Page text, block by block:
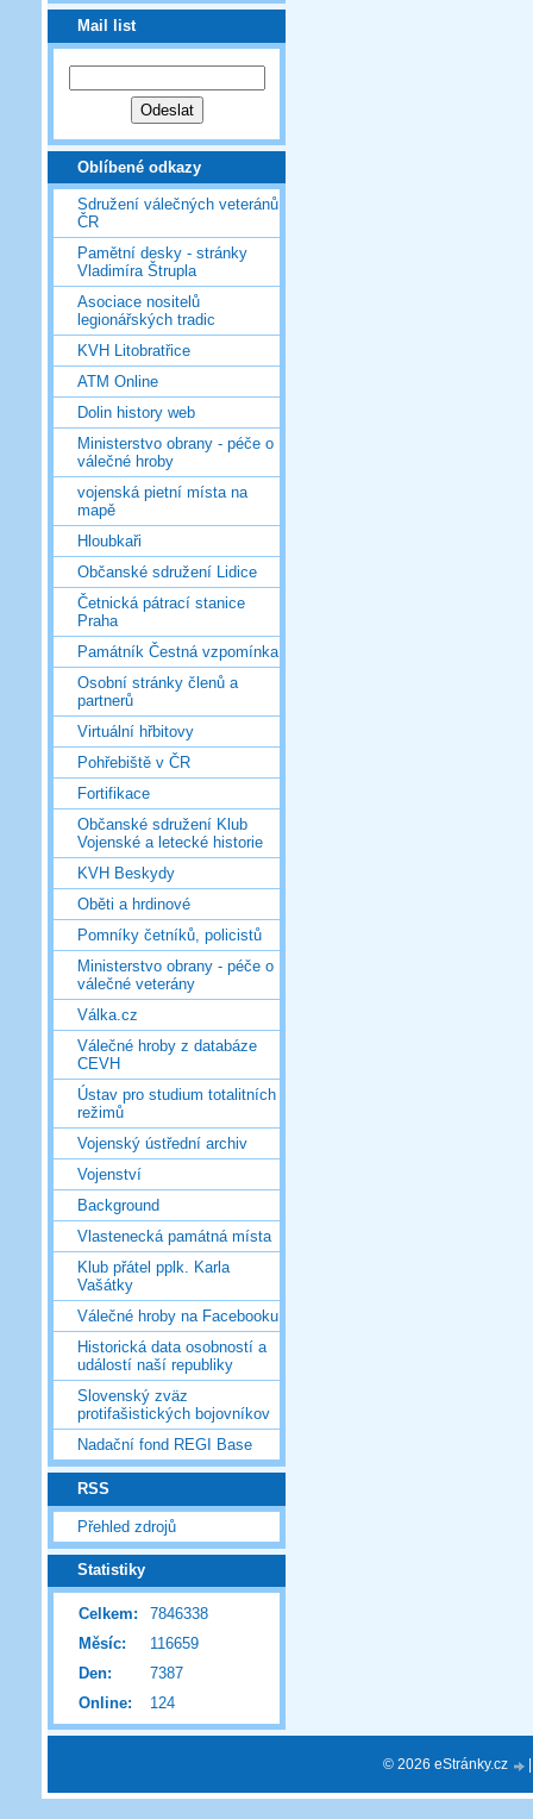
Mail list
Oblíbené odkazy
Sdružení válečných veteránů
ČR
Pamětní desky - stránky
Vladimíra Štrupla
Asociace nositelů
legionářských tradic
KVH Litobratřice
ATM Online
Dolin history web
Ministerstvo obrany - péče o
válečné hroby
vojenská pietní místa na
mapě
Hloubkaři
Občanské sdružení Lidice
Četnická pátrací stanice
Praha
Památník Čestná vzpomínka
Osobní stránky členů a
partnerů
Virtuální hřbitovy
Pohřebiště v ČR
Fortifikace
Občanské sdružení Klub
Vojenské a letecké historie
KVH Beskydy
Oběti a hrdinové
Pomníky četníků, policistů
Ministerstvo obrany - péče o
válečné veterány
Válka.cz
Válečné hroby z databáze
CEVH
Ústav pro studium totalitních
režimů
Vojenský ústřední archiv
Vojenství
Background
Vlastenecká památná místa
Klub přátel pplk. Karla
Vašátky
Válečné hroby na Facebooku
Historická data osobností a
událostí naší republiky
Slovenský zväz
protifašistických bojovníkov
Nadační fond REGI Base
RSS
Přehled zdrojů
Statistiky
Online: 124
Celkem:
7846338
Měsíc:
116659
Den:
7387
© 2026 eStránky.cz